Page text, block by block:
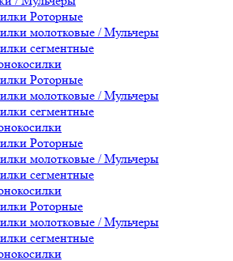
Роторные
молотковые / Мульчеры
сегментные
Роторные
молотковые / Мульчеры
сегментные
Роторные
молотковые / Мульчеры
сегментные
Роторные
молотковые / Мульчеры
сегментные